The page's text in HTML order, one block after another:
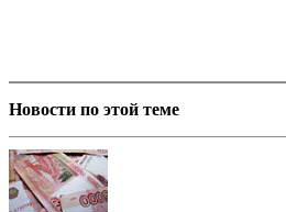
Новости по этой теме